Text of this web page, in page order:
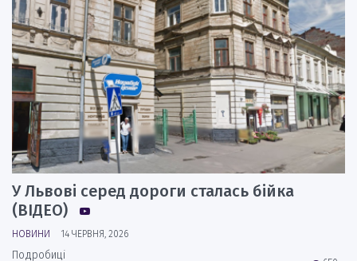
У Львові серед дороги сталась бійка
(ВІДЕО)
НОВИНИ 14 ЧЕРВНЯ, 2026
Подробиці